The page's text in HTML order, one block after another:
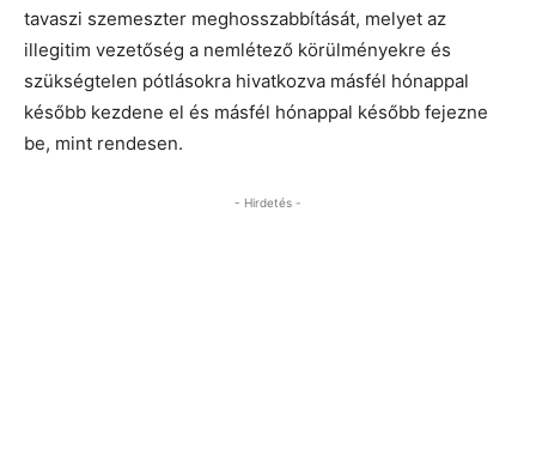
tavaszi szemeszter meghosszabbítását, melyet az
illegitim vezetőség a nemlétező körülményekre és
szükségtelen pótlásokra hivatkozva másfél hónappal
később kezdene el és másfél hónappal később fejezne
be, mint rendesen.
- Hirdetés -